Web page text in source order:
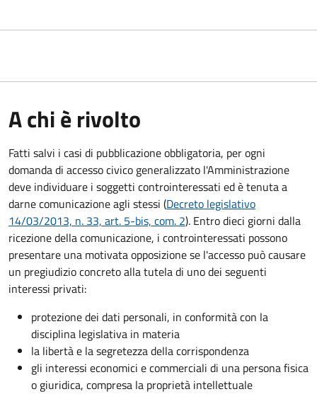
A chi è rivolto
Fatti salvi i casi di pubblicazione obbligatoria, per ogni
domanda di accesso civico generalizzato l'Amministrazione
deve individuare i soggetti controinteressati ed è tenuta a
darne comunicazione agli stessi (Decreto legislativo
14/03/2013, n. 33, art. 5-bis, com. 2). Entro dieci giorni dalla
ricezione della comunicazione, i controinteressati possono
presentare una motivata opposizione se l'accesso può causare
un pregiudizio concreto alla tutela di uno dei seguenti
interessi privati:
protezione dei dati personali, in conformità con la
disciplina legislativa in materia
la libertà e la segretezza della corrispondenza
gli interessi economici e commerciali di una persona fisica
o giuridica, compresa la proprietà intellettuale